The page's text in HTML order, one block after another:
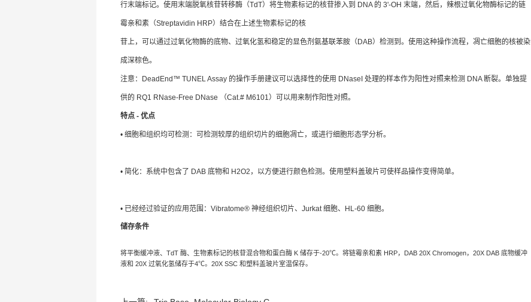
行末端标记。使用末端脱氧核苷转移酶（TdT）将生物素标记的核苷掺入到 DNA 的 3'-OH 末端，然后，辣根过氧化物酶标记的链
霉亲和素（Streptavidin HRP）结合在上述生物素标记的核
苷上，可以通过过氧化物酶的底物、过氧化氢和稳定的显色剂氨基联苯胺（DAB）检测到。使用这种操作流程，凋亡细胞的核被染
成深棕色。
注意：DeadEnd™ TUNEL Assay 的操作手册建议可以选择性的使用 DNaseI 处理的样本作为阳性对照来检测 DNA 断裂。单独提
供的 RQ1 RNase-Free DNase （Cat.# M6101）可以用来制作阳性对照。
特点 - 优点
• 细胞和组织均可检测：可检测较厚的组织切片的细胞凋亡，或进行细胞形态学分析。
• 简化：系统中包含了 DAB 底物和 H2O2，以方便进行颜色检测。使用塑料盖玻片可使样品操作变得简单。
• 已经经过验证的应用范围：Vibratome® 神经组织切片、Jurkat 细胞、HL-60 细胞。
储存条件
将平衡缓冲液、TdT 酶、生物素标记的核苷混合物和蛋白酶 K 储存于-20℃。将链霉亲和素 HRP，DAB 20X Chromogen，20X DAB 底物缓冲
液和 20X 过氧化氢储存于4℃。20X SSC 和塑料盖玻片室温保存。